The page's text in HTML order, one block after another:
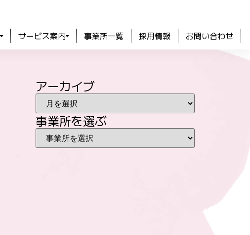
サービス案内 事業所一覧 採用情報 お問い合わせ
アーカイブ
事業所を選ぶ